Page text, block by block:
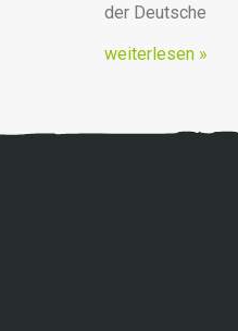
der Deutsche
weiterlesen »